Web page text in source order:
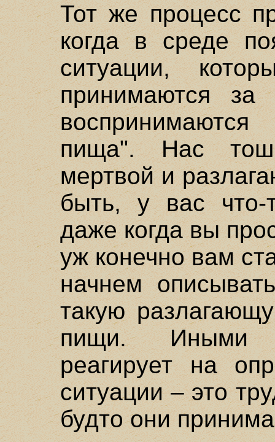
Тот же процесс
когда в среде
ситуации,
принимаются
пища". Нас
мертвой и
быть, у вас что-
даже когда вы
уж конечно вам
начнем
такую
пищи. Иными
реагирует на
ситуации – это
будто они